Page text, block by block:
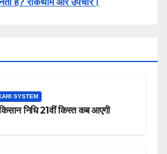
SYSTEM
निधि 21वीं किस्त कब आएगी